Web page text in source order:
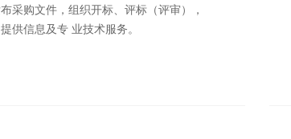
采购文件，组织开标、评标（评审），
供信息及专 业技术服务。